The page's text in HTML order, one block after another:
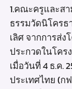
1.คณะครูและส
ธรรมวัดนิโครธ
เลิศ จากการส่ง
ประกวดในโคร
เมื่อวันที่ 4 ธ.ค.
ประเทศไทย (ก